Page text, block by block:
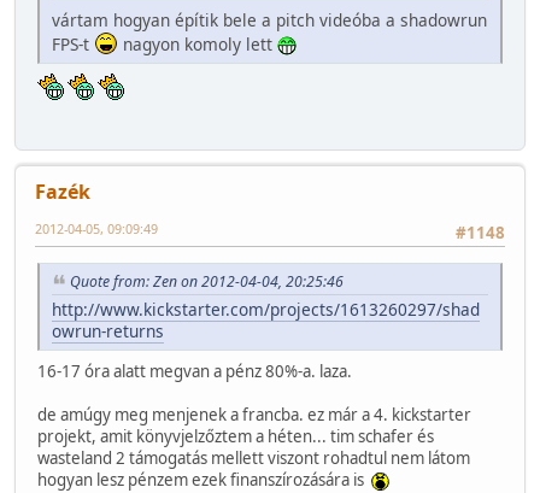
vártam hogyan építik bele a pitch videóba a shadowrun
FPS-t
nagyon komoly lett
Fazék
#1148
2012-04-05, 09:09:49
Quote from: Zen on 2012-04-04, 20:25:46
http://www.kickstarter.com/projects/1613260297/shad
owrun-returns
16-17 óra alatt megvan a pénz 80%-a. laza.
de amúgy meg menjenek a francba. ez már a 4. kickstarter
projekt, amit könyvjelzőztem a héten... tim schafer és
wasteland 2 támogatás mellett viszont rohadtul nem látom
hogyan lesz pénzem ezek finanszírozására is